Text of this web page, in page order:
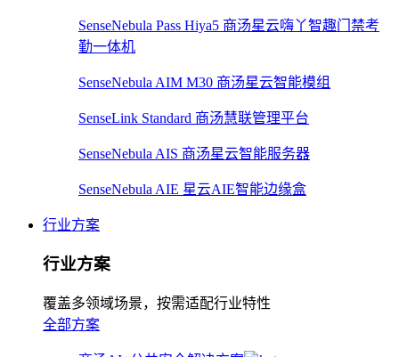
SenseNebula Pass Hiya5 商汤星云嗨丫智趣门禁考
勤一体机
SenseNebula AIM M30 商汤星云智能模组
SenseLink Standard 商汤慧联管理平台
SenseNebula AIS 商汤星云智能服务器
SenseNebula AIE 星云AIE智能边缘盒
行业方案
行业方案
覆盖多领域场景，按需适配行业特性
全部方案